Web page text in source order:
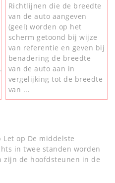
Richtlijnen die de breedte
van de auto aangeven
(geel) worden op het
scherm getoond bij wijze
van referentie en geven bij
benadering de breedte
van de auto aan in
vergelijking tot de breedte
van ...
op De middelste
in twee standen worden
zijn de hoofdsteunen in de